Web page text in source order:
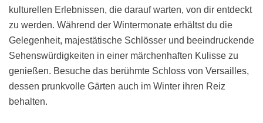
kulturellen Erlebnissen, die darauf warten, von dir entdeckt
zu werden. Während der Wintermonate erhältst du die
Gelegenheit, majestätische Schlösser und beeindruckende
Sehenswürdigkeiten in einer märchenhaften Kulisse zu
genießen. Besuche das berühmte Schloss von Versailles,
dessen prunkvolle Gärten auch im Winter ihren Reiz
behalten.